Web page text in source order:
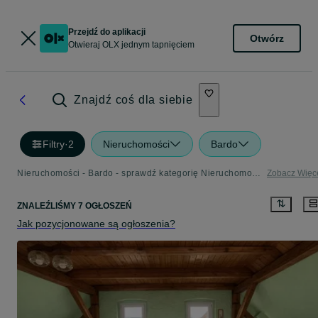
Przejdź do aplikacji
Otwieraj OLX jednym tapnięciem
Otwórz
Znajdź coś dla siebie
Filtry·2 Nieruchomości Bardo
Nieruchomości - Bardo - sprawdź kategorię Nieruchomości Zobacz
ZNALEŹLIŚMY 7 OGŁOSZEŃ
Jak pozycjonowane są ogłoszenia?